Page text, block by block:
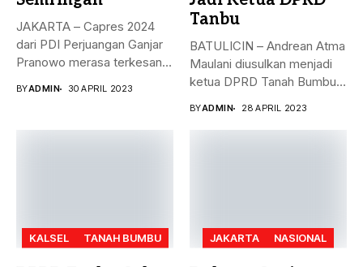
JAKARTA – Capres 2024
dari PDI Perjuangan Ganjar
Pranowo merasa terkesan
BYADMIN 30 APRIL 2023
Tanbu
BATULICIN – Andrean Atma
Maulani diusulkan menjadi
ketua DPRD Tanah Bumbu,
BYADMIN 28 APRIL 2023
KALSEL TANAH BUMBU JAKARTA NASIONAL